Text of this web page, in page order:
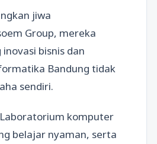
jiwa
Group, mereka
bisnis dan
Bandung tidak
sendiri.
komputer
belajar nyaman, serta